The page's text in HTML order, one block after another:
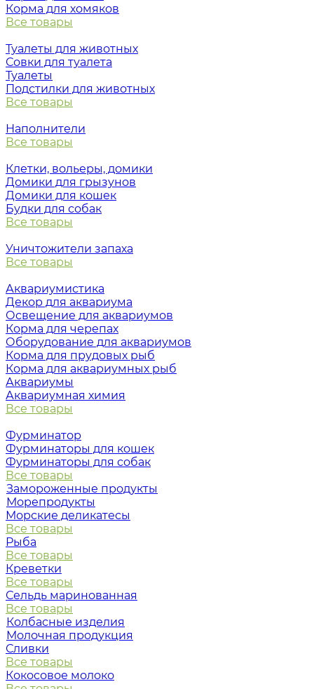
Корма для хомяков
Все товары
Туалеты для животных
Совки для туалета
Туалеты
Подстилки для животных
Все товары
Наполнители
Все товары
Клетки, вольеры, домики
Домики для грызунов
Домики для кошек
Будки для собак
Все товары
Уничтожители запаха
Все товары
Аквариумистика
Декор для аквариума
Освещение для аквариумов
Корма для черепах
Оборудование для аквариумов
Корма для прудовых рыб
Корма для аквариумных рыб
Аквариумы
Аквариумная химия
Все товары
Фурминатор
Фурминаторы для кошек
Фурминаторы для собак
Все товары
Замороженные продукты
Морепродукты
Морские деликатесы
Все товары
Рыба
Все товары
Креветки
Все товары
Сельдь маринованная
Все товары
Колбасные изделия
Молочная продукция
Сливки
Все товары
Кокосовое молоко